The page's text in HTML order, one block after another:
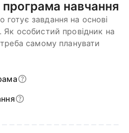
програма навчання
завдання на основі
Як особистий провідник на
самому планувати